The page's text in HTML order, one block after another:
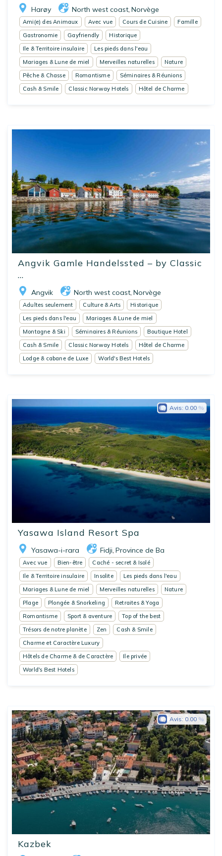
Harøy North west coast, Norvège
Ami(e) des Animaux Avec vue Cours de Cuisine
Famille
Gastronomie
Gayfriendly
Historique
Ile & Territoire insulaire
Les pieds dans l'eau
Mariages & Lune de miel
Merveilles naturelles
Nature
Pêche & Chasse
Romantisme
Séminaires & Réunions
Cash & Smile
Classic Norway Hotels Hôtel de Charme
Angvik Gamle Handelssted – by Classic
...
Angvik North west coast Norvège
Adultes seulement Culture & Arts
Historique
Les pieds dans l'eau
Mariages & Lune de miel
Montagne & Ski
Séminaires & Réunions
Boutique Hotel
Cash & Smile
Classic Norway Hotels
Hôtel de Charme
Lodge & cabane de Luxe
World's Best Hotels
Yasawa Island Resort Spa
Yasawa-i-rara Fidji Province de Ba
Avis: 0.00
Avec vue Bien-être
Caché - secret & Isolé
Ile & Territoire insulaire
Insolite
Les pieds dans l'eau
Mariages & Lune de miel
Merveilles naturelles
Nature
Plage
Plongée & Snorkeling
Retraites & Yoga
Romantisme
Sport & aventure
Top of the best
Trésors de notre planète
Zen
Cash & Smile
Charme et Caractère Luxury
Hôtels de Charme & de Caractère
Ile privée
World's Best Hotels
Kazbek
Avis: 0.00